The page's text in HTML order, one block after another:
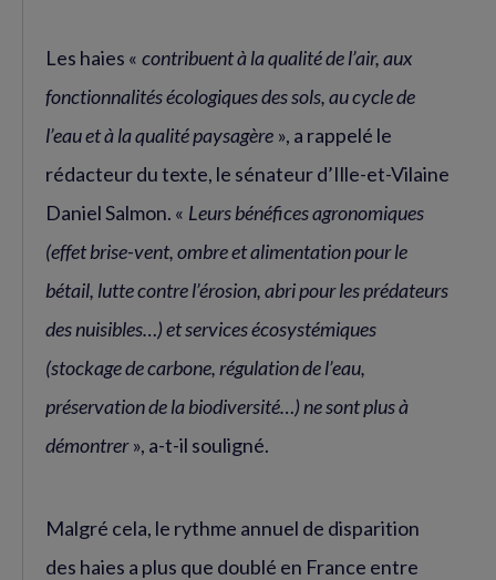
Les haies « contribuent à la qualité de l’air, aux
fonctionnalités écologiques des sols, au cycle de
l’eau et à la qualité paysagère », a rappelé le
rédacteur du texte, le sénateur d’Ille-et-Vilaine
Daniel Salmon. « Leurs bénéfices agronomiques
(effet brise-vent, ombre et alimentation pour le
bétail, lutte contre l’érosion, abri pour les prédateurs
des nuisibles…) et services écosystémiques
(stockage de carbone, régulation de l’eau,
préservation de la biodiversité…) ne sont plus à
démontrer», a-t-il souligné.
Malgré cela, le rythme annuel de disparition
des haies a plus que doublé en France entre